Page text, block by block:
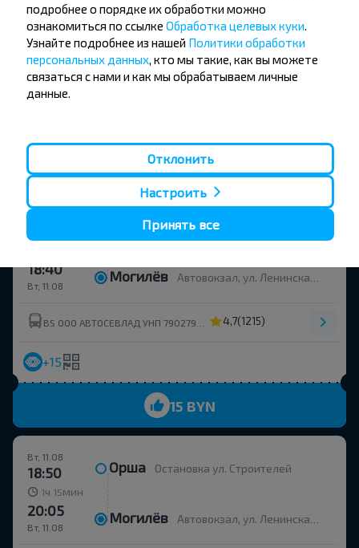
1ч 16 мин
Вт, 11.08
15:15 Могилёв Автовокзал, ул. Ленинская 93
BS ООО АВТОСЕВЛАД УНП 790279430 4,7(1215)
15 BYN
Вт, 11.08
Орша Остановка общественного транспорта Улица Строителей
Вт, 11.08
18:40 Могилёв Автовокзал, ул. Ленинская 93
4,7(1215)
+15
15 BYN
Вт, 11.08
18:50 Орша Остановка ул. Строителей
1ч 15 мин
Вт, 11.08
20:05 Могилёв Автовокзал, ул. Ленинская 93, платформа 6
подробнее о порядке их обработки можно
ознакомиться по ссылке Обработка целевых куки
Узнайте подробнее из нашей Политики обработки
персональных данных , кто мы такие, как вы можете
связаться с нами и как мы обрабатываем личные
данные.
Отклонить
Настроить
Принять все